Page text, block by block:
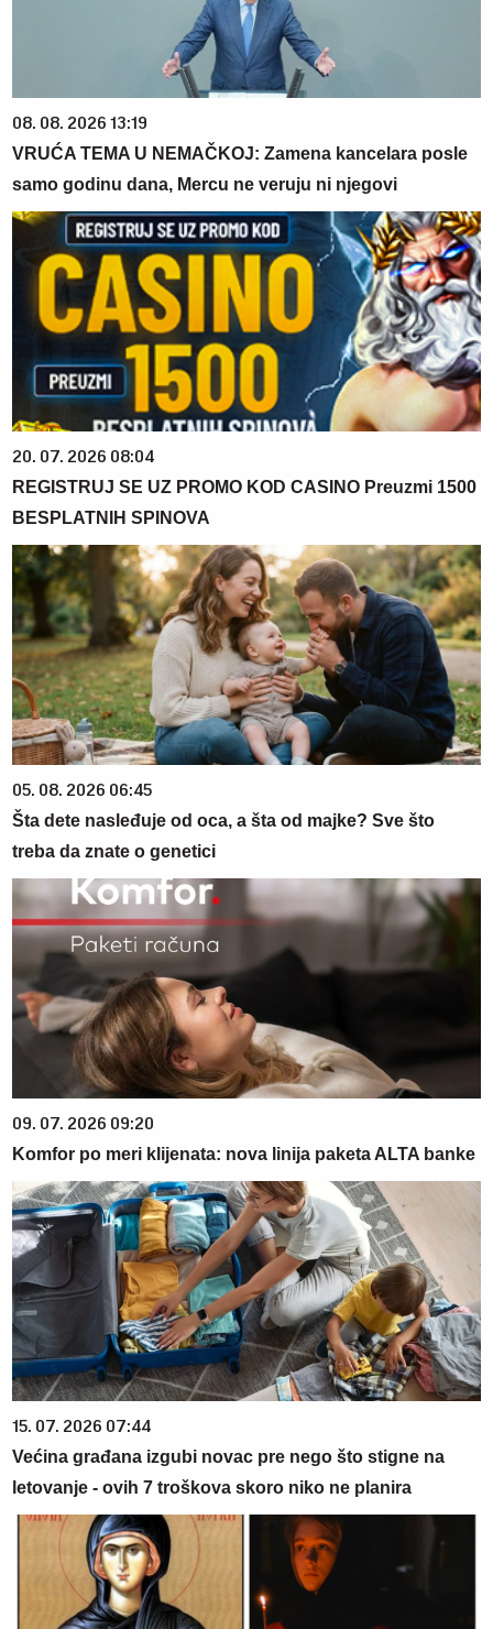
08. 08. 2026 13:19
VRUĆA TEMA U NEMAČKOJ: Zamena kancelara posle
samo godinu dana, Mercu ne veruju ni njegovi
20. 07. 2026 08:04
REGISTRUJ SE UZ PROMO KOD CASINO Preuzmi 1500
BESPLATNIH SPINOVA
05. 08. 2026 06:45
Šta dete nasleđuje od oca, a šta od majke? Sve što
treba da znate o genetici
09. 07. 2026 09:20
Komfor po meri klijenata: nova linija paketa ALTA banke
15. 07. 2026 07:44
Većina građana izgubi novac pre nego što stigne na
letovanje - ovih 7 troškova skoro niko ne planira